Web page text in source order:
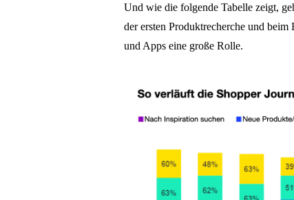
Und wie die folgende Tabelle zeigt,
der ersten Produktrecherche und
und Apps eine große Rolle.